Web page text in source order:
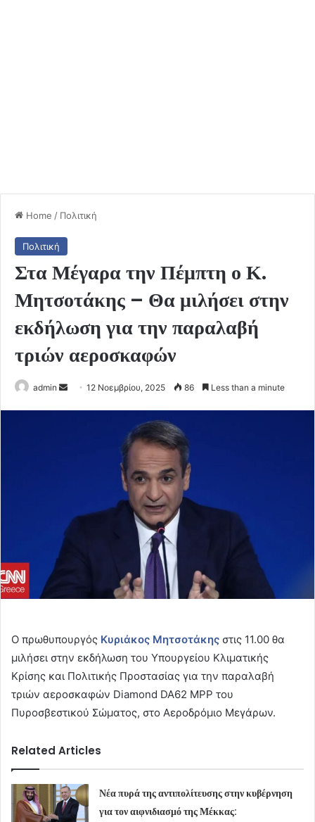
Home / Πολιτική
Πολιτική
Στα Μέγαρα την Πέμπτη ο Κ.
Μητσοτάκης – Θα μιλήσει στην
εκδήλωση για την παραλαβή
τριών αεροσκαφών
admin
Send12 Νοεμβρίου, 2025 86 Less than a minute
Ο πρωθυπουργός Κυριάκος Μητσοτάκης στις 11.00 θα
μιλήσει στην εκδήλωση του Υπουργείου Κλιματικής
Κρίσης και Πολιτικής Προστασίας για την παραλαβή
τριών αεροσκαφών Diamond DA62 MPP του
Πυροσβεστικού Σώματος, στο Αεροδρόμιο Μεγάρων.
Related Articles
Νέα πυρά της αντιπολίτευσης στην κυβέρνηση
για τον αιφνιδιασμό της Μέκκας: